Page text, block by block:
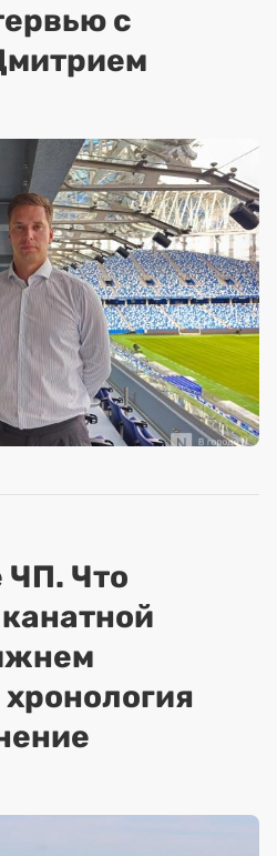
с
ЧП. Что